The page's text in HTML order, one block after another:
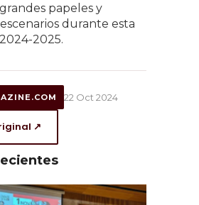
papeles y
durante esta
2025.
22 Oct 2024
↗